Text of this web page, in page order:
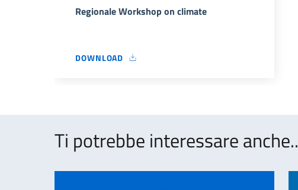
Regionale Workshop on climate
DOWNLOAD
REGIONALE WORKSHOP ON CLIMATE
Ti potrebbe interessare anche..